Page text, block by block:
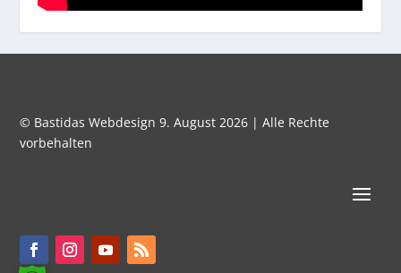
© Bastidas Webdesign 9. August 2026 | Alle Rechte
vorbehalten